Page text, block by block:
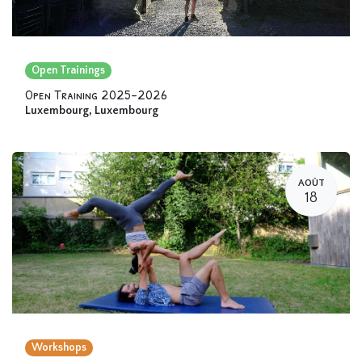
Open Trainings
Open Training 2025-2026
Luxembourg, Luxembourg
AOÛT
18
Workshops